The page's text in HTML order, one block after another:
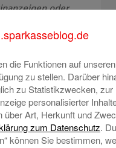
oder
Sie sich bitte
ein.
Zahlung
wollen.
Zahlung/
erfolgen auf
Telefon. Geben
ein, wenn Sie
die Funktionen auf unseren
zu stellen. Darüber
zu Statistikzwecken, zur
personalisierter
über Art, Herkunft und
zum Datenschutz.
können Sie bestimmen,